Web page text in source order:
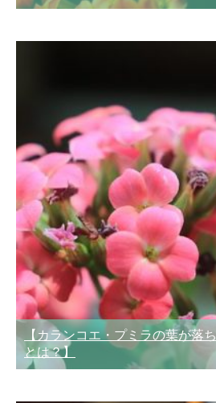
【カランコエ・プミラの葉が落
とは？】